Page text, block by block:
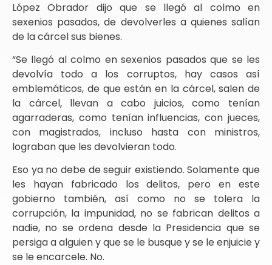
López Obrador dijo que se llegó al colmo en
sexenios pasados, de devolverles a quienes salían
de la cárcel sus bienes.
“Se llegó al colmo en sexenios pasados que se les
devolvía todo a los corruptos, hay casos así
emblemáticos, de que están en la cárcel, salen de
la cárcel, llevan a cabo juicios, como tenían
agarraderas, como tenían influencias, con jueces,
con magistrados, incluso hasta con ministros,
lograban que les devolvieran todo.
Eso ya no debe de seguir existiendo. Solamente que
les hayan fabricado los delitos, pero en este
gobierno también, así como no se tolera la
corrupción, la impunidad, no se fabrican delitos a
nadie, no se ordena desde la Presidencia que se
persiga a alguien y que se le busque y se le enjuicie y
se le encarcele. No.